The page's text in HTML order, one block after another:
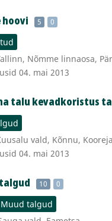
5 0
Nõmme linnaosa,
04. mai 2013
talu kevadkoristus
vald, Kõnnu,
04. mai 2013
10 0
Muud talgud